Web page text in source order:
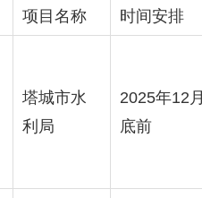
项目名称 时间安排
塔城市水
利局
2025年12月
底前